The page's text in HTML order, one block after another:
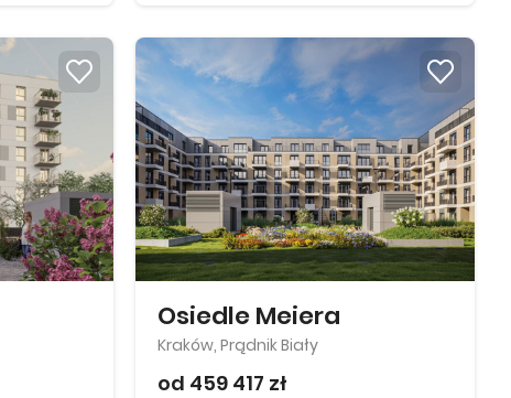
Osiedle Meiera
Kraków, Prądnik Biały
od 459 417 zł